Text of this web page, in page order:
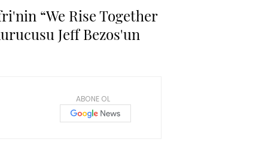
“We Rise Together
Jeff Bezos'un
ABONE OL